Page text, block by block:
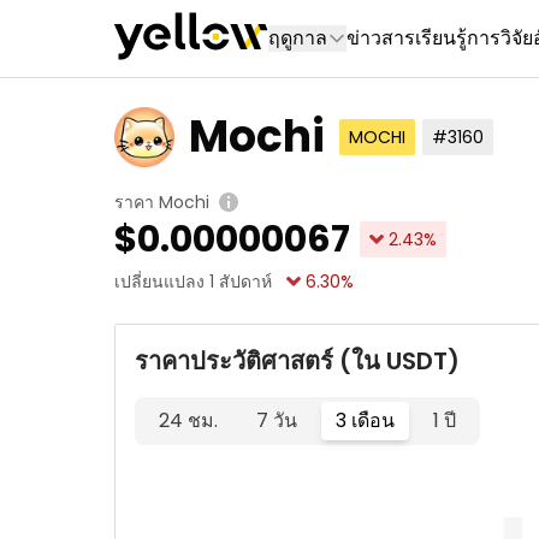
ฤดูกาล ข่าวสารเรียนรู้การวิจัย
Mochi MOCHI #3160
ราคา Mochi
$0.00000067 2.43%
เปลี่ยนแปลง 1 สัปดาห์
6.30%
ราคาประวัติศาสตร์ (ใน USDT)
24 ชม. 7 วัน 3 เดือน 1 ปี